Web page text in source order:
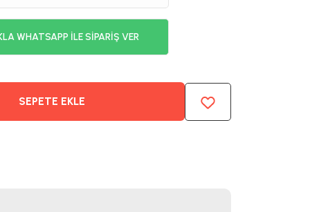
WHATSAPP İLE SİPARİŞ VER
SEPETE EKLE